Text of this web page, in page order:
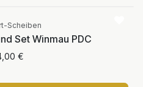
Scheiben
Set Winmau PDC
€